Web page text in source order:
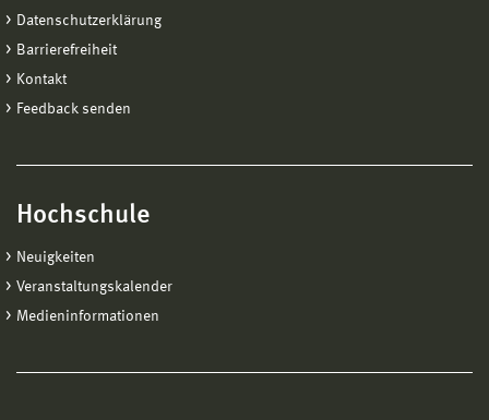
Datenschutzerklärung
Barrierefreiheit
Kontakt
Feedback senden
Hochschule
Neuigkeiten
Veranstaltungskalender
Medieninformationen